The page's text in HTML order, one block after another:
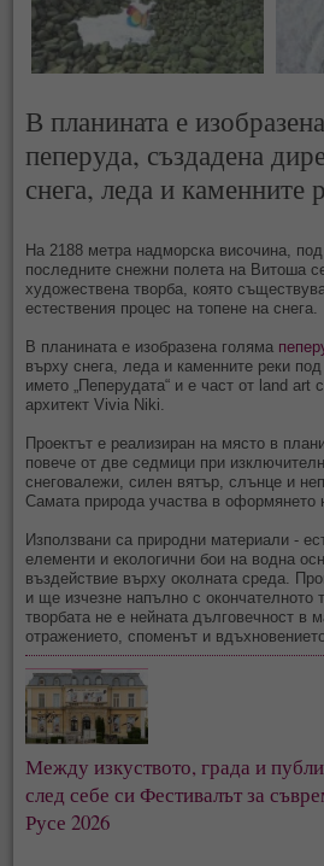
В планината е
пеперуда, създадена
снега, леда и каменните
На 2188 метра надморска височина,
последните снежни полета на Витоша
художествена творба, която
естествения процес на топене на снега.
В планината е изобразена голяма
върху снега, леда и каменните реки
името „Пеперудата“ и е част от land art
архитект Vivia Niki.
Проектът е реализиран на място в
повече от две седмици при
снеговалежи, силен вятър, слънце и
Самата природа участва в оформянето
Използвани са природни материали -
елементи и екологични бои на водна
въздействие върху околната среда.
и ще изчезне напълно с окончателното
творбата не е нейната дълговечност в
отражението, споменът и
Между изкуството, града и
след себе си Фестивалът за
Русе 2026